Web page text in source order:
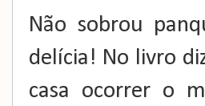
Não sobrou
delícia! No livro
casa ocorrer o